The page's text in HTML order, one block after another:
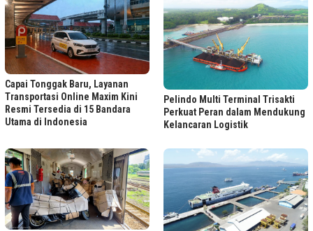
Capai Tonggak Baru, Layanan
Transportasi Online Maxim Kini
Resmi Tersedia di 15 Bandara
Utama di Indonesia
Pelindo Multi Terminal Trisakti
Perkuat Peran dalam Mendukung
Kelancaran Logistik